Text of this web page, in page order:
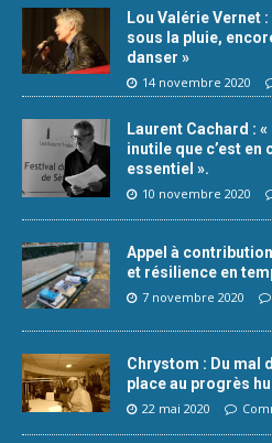
Lou Valérie Vernet
sous la pluie,
danser »
14 novembre 2020
Laurent Cachard :
inutile que c’est en
essentiel ».
10 novembre 2020
Appel à
et résilience en
7 novembre 2020
Chrystom : Du mal
place au progrès
22 mai 2020